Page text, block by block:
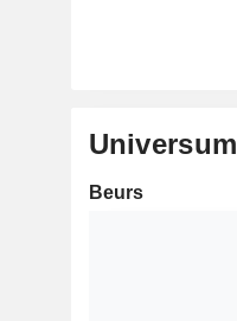
Universum
Beurs